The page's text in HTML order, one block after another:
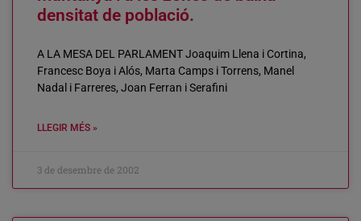
densitat de població.
A LA MESA DEL PARLAMENT Joaquim Llena i Cortina,
Francesc Boya i Alós, Marta Camps i Torrens, Manel
Nadal i Farreres, Joan Ferran i Serafini
LLEGIR MÉS »
3 de desembre de 2002